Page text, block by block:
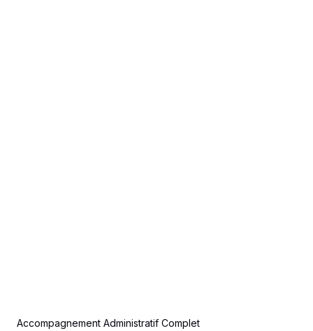
Accompagnement Administratif Complet